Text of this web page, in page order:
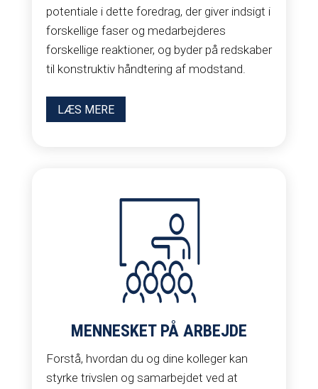
potentiale i dette foredrag, der giver indsigt i
forskellige faser og medarbejderes
forskellige reaktioner, og byder på redskaber
til konstruktiv håndtering af modstand.
LÆS MERE
MENNESKET PÅ ARBEJDE
Forstå, hvordan du og dine kolleger kan
styrke trivslen og samarbejdet ved at